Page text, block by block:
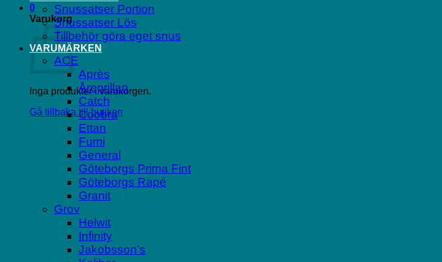
0
Varukorg
Inga produkter i varukorgen.
Gå tillbaka till butiken
Snussatser Portion
Snussatser Lös
Tillbehör göra eget snus
VARUMÄRKEN
ACE
Après
Åreprillan
Catch
Coobra
Ettan
Fumi
General
Göteborgs Prima Fint
Göteborgs Rapé
Granit
Grov
Helwit
Infinity
Jakobsson’s